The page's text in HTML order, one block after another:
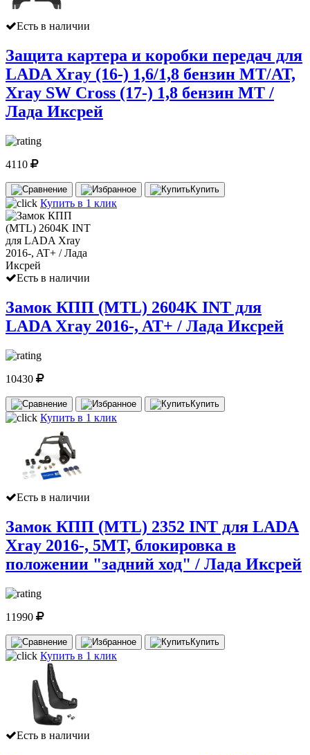
Есть в наличии
Защита картера и коробки передач для
LADA Xray (16-) 1,6/1,8 бензин МТ/АТ,
Xray SW Cross (17-) 1,8 бензин MT /
Лада Иксрей
4110
Купить
Купить в 1 клик
Есть в наличии
Замок КПП (MTL) 2604K INT для
LADA Xray 2016-, AT+ / Лада Иксрей
10430
Купить
Купить в 1 клик
Есть в наличии
Замок КПП (MTL) 2352 INT для LADA
Xray 2016-, 5MT, блокировка в
положении "задний ход" / Лада Иксрей
11990
Купить
Купить в 1 клик
Есть в наличии